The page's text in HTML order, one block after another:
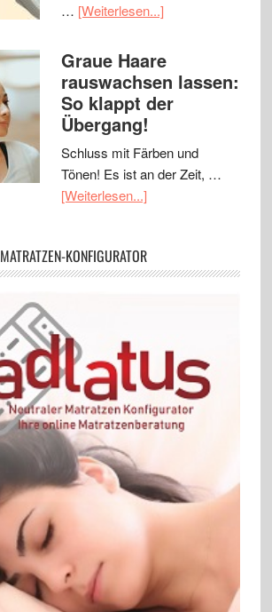
… [Weiterlesen...]
Graue Haare
rauswachsen lassen:
So klappt der
Übergang!
Schluss mit Färben und
Tönen! Es ist an der Zeit, …
[Weiterlesen...]
MATRATZEN-KONFIGURATOR